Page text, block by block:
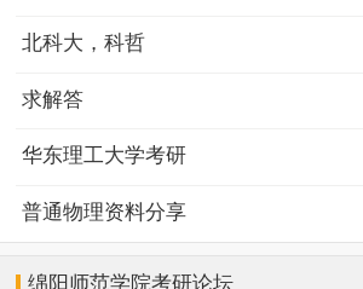
北科大，科哲
求解答
华东理工大学考研
普通物理资料分享
绵阳师范学院考研论坛